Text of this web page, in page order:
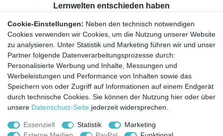
Bestellung widerrufen
Datenschutzerklärung
AGB
Impressum
Aktuelles rund um Montessori-Materialien und
Montessori-Pädagogik.
Kostenfreie wöchentliche Infos
Hiermit bestätige ich, dass ich dieDaten­schutz­erklärunggelesen habe. Sie
Cookie-Einstellungen: Neben den technisch notwendigen
Cookies verwenden wir Cookies, um die Nutzung unserer Website
zu analysieren. Unter Statistik und Marketing führen wir und unser
Partner folgende Datenverarbeitungsprozesse durch:
Personalisierte Werbung und Inhalte, Messungen und
Werbeleistungen und Performance von Inhalten sowie das
Speichern von oder Zugriff auf Informationen auf einem Endgerät
durch technische Cookies. Sie können der Nutzung hier oder über
unsere Datenschutz-Seite jederzeit widersprechen.
Essenziell Statistik
Marketing